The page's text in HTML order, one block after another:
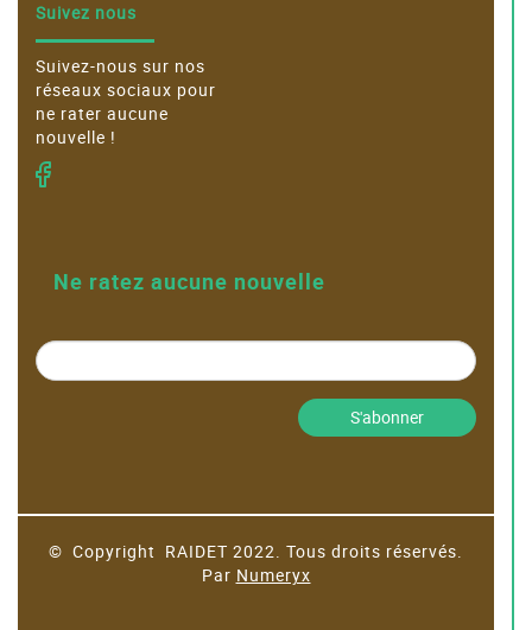
Suivez nous
Suivez-nous sur nos
réseaux sociaux pour
ne rater aucune
nouvelle !
Ne ratez aucune nouvelle
S'abonner
© Copyright RAIDET 2022. Tous droits réservés.
Par Numeryx